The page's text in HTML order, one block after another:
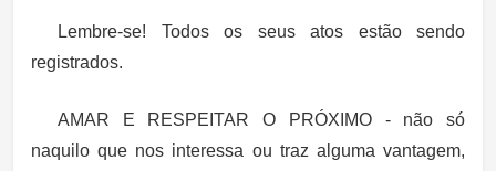
Lembre-se! Todos os seus atos estão sendo
registrados.
AMAR E RESPEITAR O PRÓXIMO- não só
naquilo que nos interessa ou traz alguma vantagem,